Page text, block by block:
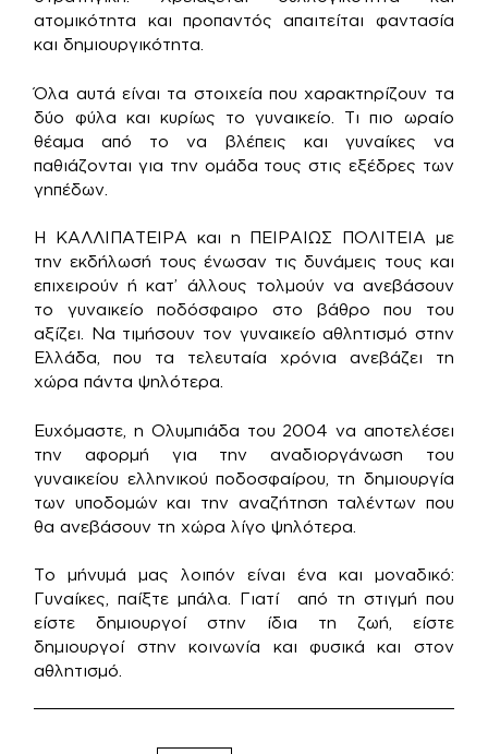
ατομικότητα και προπαντός απαιτείται φαντασία
και δημιουργικότητα.
Όλα αυτά είναι τα στοιχεία που χαρακτηρίζουν τα
δύο φύλα και κυρίως το γυναικείο. Τι πιο ωραίο
θέαμα από το να βλέπεις και γυναίκες να
παθιάζονται για την ομάδα τους στις εξέδρες των
γηπέδων.
Η ΚΑΛΛΙΠΑΤΕΙΡΑ και η ΠΕΙΡΑΙΩΣ ΠΟΛΙΤΕΙΑ με
την εκδήλωσή τους ένωσαν τις δυνάμεις τους και
επιχειρούν ή κατ’ άλλους τολμούν να ανεβάσουν
το γυναικείο ποδόσφαιρο στο βάθρο που του
αξίζει. Να τιμήσουν τον γυναικείο αθλητισμό στην
Ελλάδα, που τα τελευταία χρόνια ανεβάζει τη
χώρα πάντα ψηλότερα.
Ευχόμαστε, η Ολυμπιάδα του 2004 να αποτελέσει
την αφορμή για την αναδιοργάνωση του
γυναικείου ελληνικού ποδοσφαίρου, τη δημιουργία
των υποδομών και την αναζήτηση ταλέντων που
θα ανεβάσουν τη χώρα λίγο ψηλότερα.
Το μήνυμά μας λοιπόν είναι ένα και μοναδικό:
Γυναίκες, παίξτε μπάλα. Γιατί από τη στιγμή που
είστε δημιουργοί στην ίδια τη ζωή, είστε
δημιουργοί στην κοινωνία και φυσικά και στον
αθλητισμό.